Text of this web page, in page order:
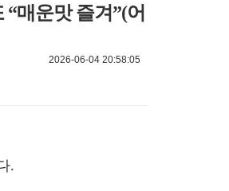
매운맛 즐겨”(어
2026-06-04 20:58:05
.